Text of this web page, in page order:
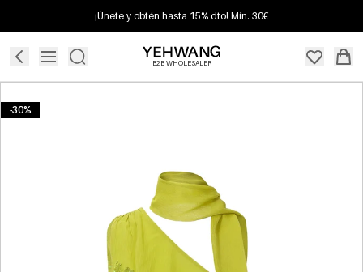
¡Únete y obtén hasta 15% dto! Mín. 30€
B2B WHOLESALER
-30%